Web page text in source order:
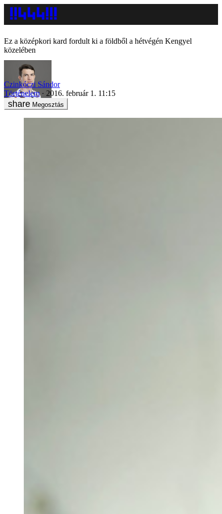
Ez a középkori kard fordult ki a földből a hétvégén Kengyel
közelében
Czinkóczi Sándor
Történelem
2016. február 1. 11:15
Megosztás